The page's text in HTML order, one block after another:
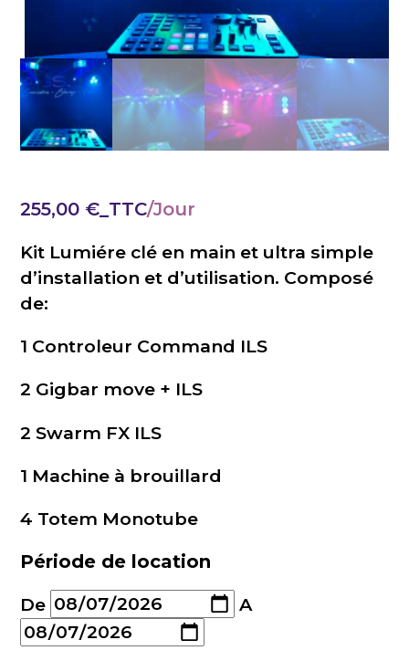
255,00 € _TTC
Kit Lumiére clé en main et ultra simple
d’installation et d’utilisation. Composé
de:
1 Controleur Command ILS
2 Gigbar move + ILS
2 Swarm FX ILS
1 Machine à brouillard
4 Totem Monotube
Période de location
De
A